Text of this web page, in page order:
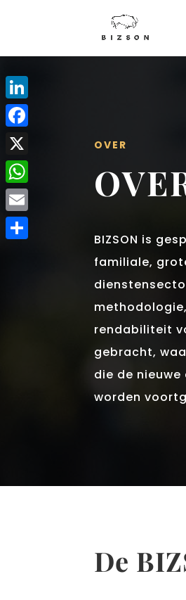
OVER
BIZSON is
familiale,
rendabiliteit
gebracht,
die de
worden
De
LinkedIn
Facebook
X
WhatsApp
Email